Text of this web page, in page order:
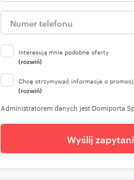
Interesują mnie podobne oferty
(rozwiń)
Chcę otrzymywać informacje o
(rozwiń)
Administratorem danych jest Domiporta
Wyślij